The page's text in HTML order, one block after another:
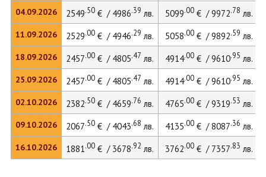
04.09.2026
11.09.2026
18.09.2026
25.09.2026
02.10.2026
09.10.2026
16.10.2026
2549.50€ / 4986.39 лв. 5099.00€ / 9972.78 лв.
2529.00€ / 4946.29 лв. 5058.00€ / 9892.59 лв.
2457.00€ / 4805.47 лв. 4914.00€ / 9610.95 лв.
2457.00€ / 4805.47 лв. 4914.00€ / 9610.95 лв.
2382.50€ / 4659.76 лв. 4765.00€ / 9319.53 лв.
2067.50€ / 4043.68 лв. 4135.00€ / 8087.36 лв.
1881.00€ / 3678.92 лв. 3762.00€ / 7357.83 лв.